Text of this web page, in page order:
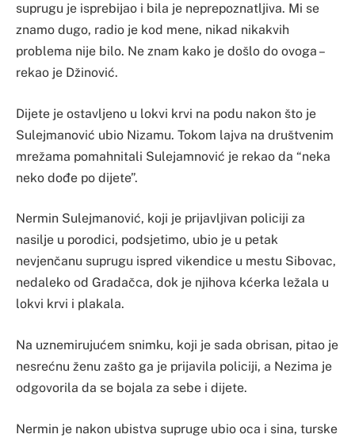
suprugu je isprebijao i bila je neprepoznatljiva. Mi se
znamo dugo, radio je kod mene, nikad nikakvih
problema nije bilo. Ne znam kako je došlo do ovoga –
rekao je Džinović.
Dijete je ostavljeno u lokvi krvi na podu nakon što je
Sulejmanović ubio Nizamu. Tokom lajva na društvenim
mrežama pomahnitali Sulejamnović je rekao da “neka
neko dođe po dijete”.
Nermin Sulejmanović, koji je prijavljivan policiji za
nasilje u porodici, podsjetimo, ubio je u petak
nevjenčanu suprugu ispred vikendice u mestu Sibovac,
nedaleko od Gradačca, dok je njihova kćerka ležala u
lokvi krvi i plakala.
Na uznemirujućem snimku, koji je sada obrisan, pitao je
nesrećnu ženu zašto ga je prijavila policiji, a Nezima je
odgovorila da se bojala za sebe i dijete.
Nermin je nakon ubistva supruge ubio oca i sina, turske